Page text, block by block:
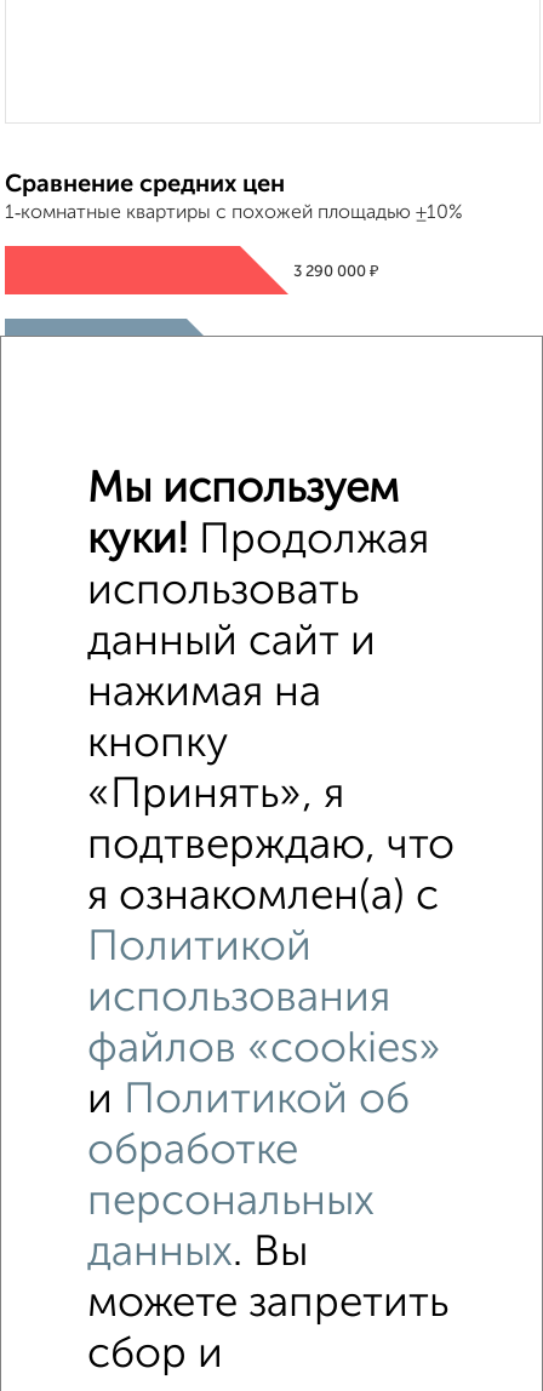
Сравнение средних цен
1‑комнатные квартиры с похожей площадью ±10%
3 290 000 ₽
Средняя цена район
Это предложение
Средняя цена по городу
Похожие предложения рядом
1‑комнатные квартиры недалеко от Мазлумова 12
Рядом, с меньшей ценой
Недалеко от Мазлумова 12 с ценой ниже
1‑комнатные квартиры
Поиск по схожим параметрам:
Советский район микрорайон Придонской
Мы используем
куки! Продолжая
использовать
данный сайт и
нажимая на
кнопку
«Принять», я
подтверждаю, что
я ознакомлен(а) с
Политикой
использования
файлов «cookies»
и
Политикой об
обработке
персональных
данных. Вы
можете запретить
сбор и